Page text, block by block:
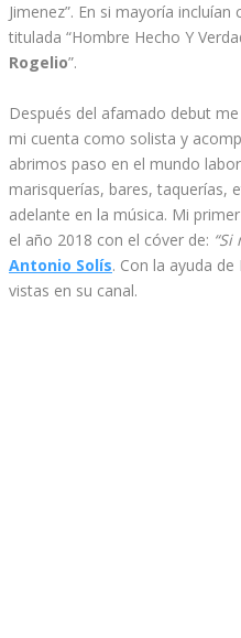
Jimenez”. En si mayoría
titulada “Hombre Hecho Y
Rogelio”.
Después del afamado debut
mi cuenta como solista y
abrimos paso en el mundo
marisquerías, bares, taquerías,
adelante en la música. Mi
el año 2018 con el cóver de:
Antonio Solís. Con la ayuda
vistas en su canal.